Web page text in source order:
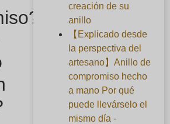
creación de su
anillo
【Explicado desde
la perspectiva del
artesano】Anillo de
compromiso hecho
a mano Por qué
puede llevárselo el
mismo día -